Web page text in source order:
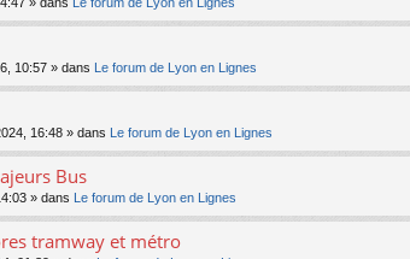
» dans Le forum de Lyon en Lignes
10:57 » dans Le forum de Lyon en Lignes
16:48 » dans Le forum de Lyon en Lignes
Bus
» dans Le forum de Lyon en Lignes
tramway et métro